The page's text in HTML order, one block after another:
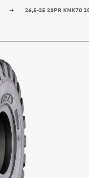
26,5-25 28PR KNK70